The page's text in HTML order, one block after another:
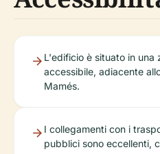
L'edificio è situato in una
accessibile, adiacente
Mamés.
I collegamenti con i
pubblici sono eccellenti,